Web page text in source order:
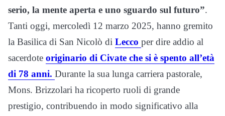
serio, la mente aperta e uno sguardo sul futuro”.
Tanti oggi, mercoledì 12 marzo 2025, hanno gremito
la Basilica di San Nicolò di Lecco per dire addio al
sacerdote originario di Civate che si è spento all’età
di 78 anni. Durante la sua lunga carriera pastorale,
Mons. Brizzolari ha ricoperto ruoli di grande
prestigio, contribuendo in modo significativo alla